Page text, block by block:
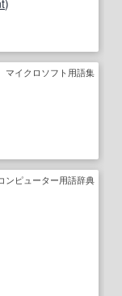
マイクロソフト用語集
ンピューター用語辞典